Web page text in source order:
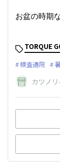
お盆の時期
TORQUE
検査通院
カツノリ 、